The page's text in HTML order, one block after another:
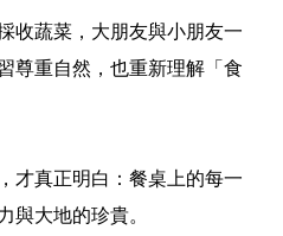
收蔬菜，大朋友與小朋友一
尊重自然，也重新理解「食
才真正明白：餐桌上的每一
與大地的珍貴。